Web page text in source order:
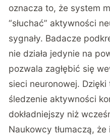
oznacza to, że system
“słuchać” aktywności
sygnały. Badacze
nie działa jedynie na
pozwala zagłębić się
sieci neuronowej.
śledzenie aktywności
dokładniejszy niż
Naukowcy tłumaczą,